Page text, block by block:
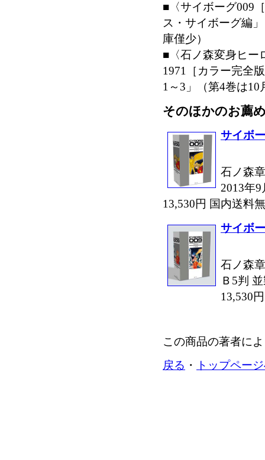
■〈サイボーグ009
ス・サイボーグ編
庫僅少）
■〈石ノ森変身ヒー
1971［カラー完全
1～3」（第4巻は10
そのほかのお薦
サイボ
石ノ森
2013年9
13,530円 国内送料
サイボ
石ノ森
Ｂ5判
13,530
この商品の著者に
戻る ・ トップペー